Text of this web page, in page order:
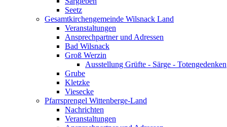
Seetz
Gesamtkirchengemeinde Wilsnack Land
Veranstaltungen
Ansprechpartner und Adressen
Bad Wilsnack
Groß Werzin
Ausstellung Grüfte - Särge - Totengedenken
Grube
Kletzke
Viesecke
Pfarrsprengel Wittenberge-Land
Nachrichten
Veranstaltungen